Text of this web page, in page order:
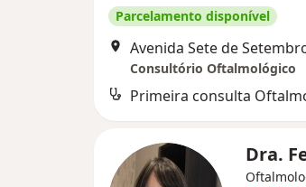
Parcelamento disponível
Avenida Sete de
Consultório Oftalmológico
Primeira consulta
Dra.